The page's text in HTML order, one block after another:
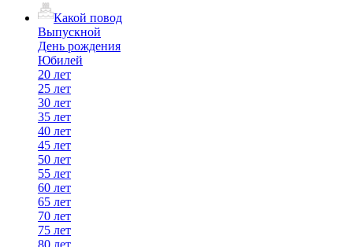
Какой повод
Выпускной
День рождения
Юбилей
20 лет
25 лет
30 лет
35 лет
40 лет
45 лет
50 лет
55 лет
60 лет
65 лет
70 лет
75 лет
80 лет